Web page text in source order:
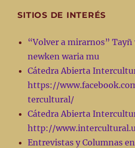
SITIOS DE INTERÉS
“Volver a mirarnos”
newken waria mu
Cátedra Abierta
https://
tercultural/
Cátedra Abierta
http://
Entrevistas y Columnas